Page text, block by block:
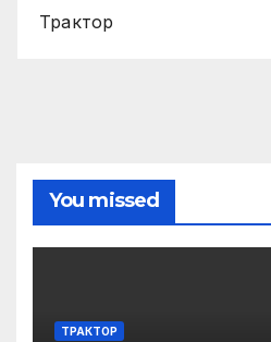
Трактор
You missed
ТРАКТОР